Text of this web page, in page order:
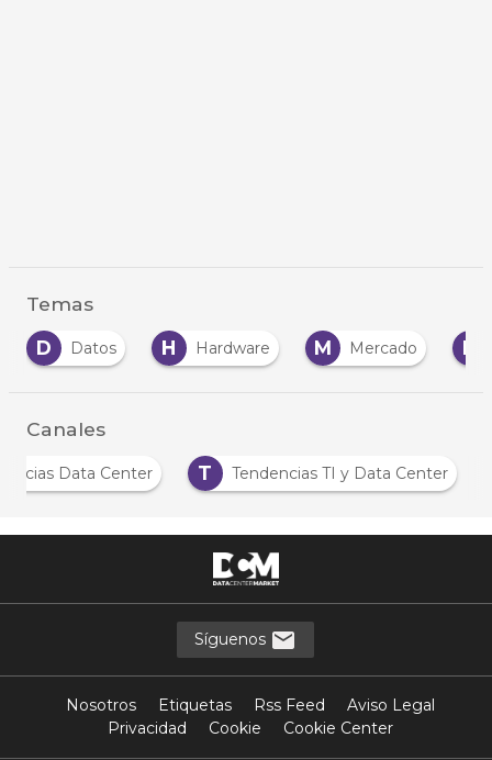
Temas
D
Datos H Hardware M Mercado N
Canales
Noticias Data Center T Tendencias TI y Data Center
Síguenos
Nosotros Etiquetas Rss Feed
Aviso Legal
Privacidad
Cookie Cookie Center